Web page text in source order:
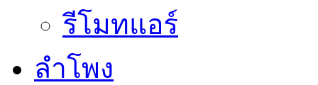
รีโมทแอร์
ลำโพง